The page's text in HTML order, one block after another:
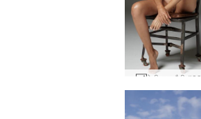
टेटी नग्न बैठी #23